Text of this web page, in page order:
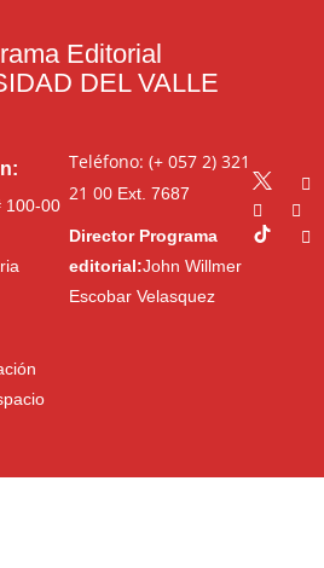
Editorial
DEL VALLE
100-00
Teléfono: (+ 057 2) 321
21 00Ext. 7687
Director Programa
editorial:John Willmer
Escobar Velasquez